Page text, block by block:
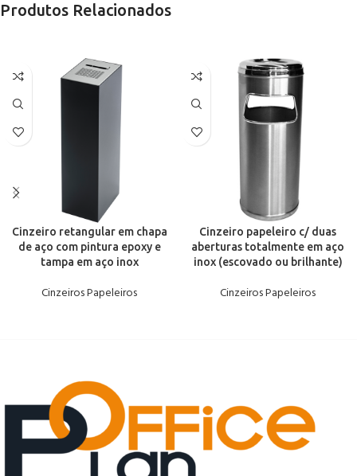
Produtos Relacionados
Cinzeiro retangular em chapa
de aço com pintura epoxy e
tampa em aço inox
Cinzeiros Papeleiros
Cinzeiro papeleiro c/ duas
aberturas totalmente em aço
inox (escovado ou brilhante)
Cinzeiros Papeleiros